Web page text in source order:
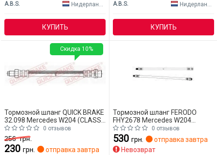
A.B.S.
Нидерланды
КУПИТЬ
A.B.S.
Нидерланды
КУПИТЬ
Тормозной шланг QUICK BRAKE
32.098 Mercedes W204 (CLASS-
C)
0 отзывов
256грн.
230 грн. отправка завтра
Скидка 10%
Тормозной шланг FERODO
FHY2678 Mercedes W204
(CLASS-C)
0 отзывов
530 грн.
отправка завтра
Невозврат